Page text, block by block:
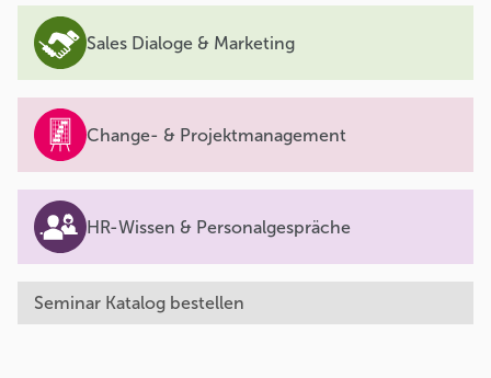
Sales Dialoge & Marketing
Change- & Projektmanagement
HR-Wissen & Personalgespräche
Seminar Katalog bestellen